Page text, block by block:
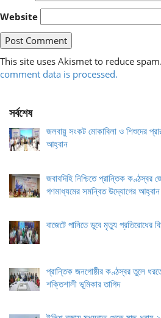
Website
This site uses Akismet to reduce spam.
comment data is processed.
সর্বশেষ
জলবায়ু সংকট মোকাবিলা ও শিশুদের
আহ্বান
জবাবদিহি নিশ্চিতে প্রান্তিক
গণমাধ্যমের সমন্বিত উদ্যোগের আহ্বান
বাজেটে পানিতে ডুবে মৃত্যু
প্রান্তিক জনগোষ্ঠীর কণ্ঠস্বর তুলে
শক্তিশালী ভূমিকার তাগিদ